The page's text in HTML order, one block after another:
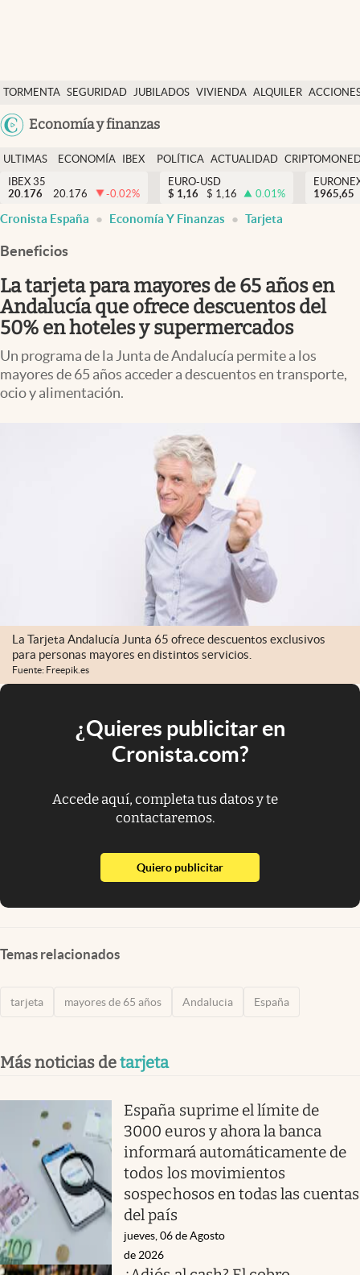
TORMENTA SEGURIDAD JUBILADOS VIVIENDA ALQUILER
USA
Economía y finanzas
Economía y finanzas
Política
Actualidad
Criptomonedas
España
ULTIMAS
NOTICIAS
ECONOMÍA
FINANZAS
IBEX
EURO
POLÍTICA ACTUALIDAD
IBEX 35
20.176
20.176 -0.02%
EURO-USD
$ 1,16 $ 1,16 0.01%
1965,65
Cronista España Economía Y Finanzas Tarjeta
Beneficios
La tarjeta para mayores de 65 años en
Andalucía que ofrece descuentos del
50% en hoteles y supermercados
Un programa de la Junta de Andalucía permite a los
mayores de 65 años acceder a descuentos en transporte,
ocio y alimentación.
La Tarjeta Andalucía Junta 65 ofrece descuentos exclusivos
para personas mayores en distintos servicios.
Fuente: Freepik.es
¿Quieres publicitar en
Cronista.com?
Accede aquí, completa tus datos y te
contactaremos.
Quiero publicitarabre en nueva pestaña
Temas relacionados
tarjeta mayores de 65 años Andalucia España
Más noticias detarjeta
España suprime el límite de
3000 euros y ahora la banca
informará automáticamente de
todos los movimientos
sospechosos en todas las cuentas
del país
jueves, 06 de Agosto
de 2026